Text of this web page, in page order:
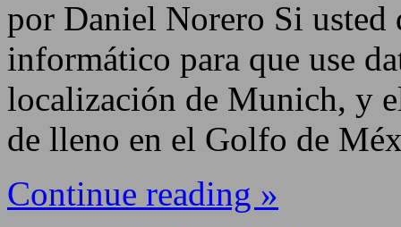
por Daniel Norero Si usted
informático para que use
localización de Munich, y
de lleno en el Golfo de
Continue reading »